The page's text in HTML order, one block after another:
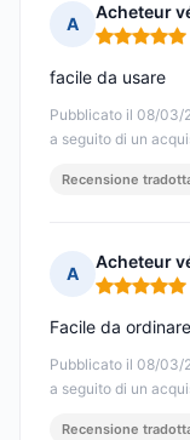
A
Acheteur
Nota: 5 su 5
Pubblicato il 08/03/
a seguito di un
facile da usare
Recensione
A
Acheteur
Nota: 5 su 5
Pubblicato il 08/03/
a seguito di un
Facile da ordinare
Recensione